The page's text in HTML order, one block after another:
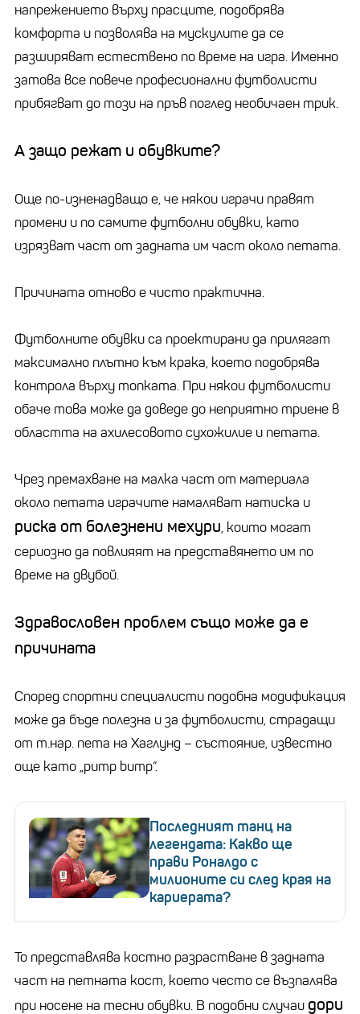
напрежението върху прасците, подобрява
комфорта и позволява на мускулите да се
разширяват естествено по време на игра. Именно
затова все повече професионални футболисти
прибягват до този на пръв поглед необичаен трик.
А защо режат и обувките?
Още по-изненадващо е, че някои играчи правят
промени и по самите футболни обувки, като
изрязват част от задната им част около петата.
Причината отново е чисто практична.
Футболните обувки са проектирани да прилягат
максимално плътно към крака, което подобрява
контрола върху топката. При някои футболисти
обаче това може да доведе до неприятно триене в
областта на ахилесовото сухожилие и петата.
Чрез премахване на малка част от материала
около петата играчите намаляват натиска и
риска от болезнени мехури, които могат
сериозно да повлияят на представянето им по
време на двубой.
Здравословен проблем също може да е
причината
Според спортни специалисти подобна модификация
може да бъде полезна и за футболисти, страдащи
от т.нар. пета на Хаглунд – състояние, известно
още като „pump bump“.
Последният танц на
легендата: Какво ще
прави Роналдо с
милионите си след края на
кариерата?
То представлява костно разрастване в задната
част на петната кост, което често се възпалява
при носене на тесни обувки. В подобни случаи дори